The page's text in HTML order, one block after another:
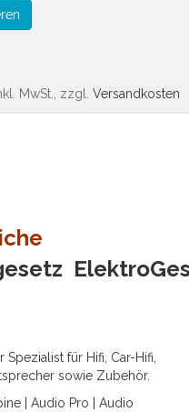
MwSt., zzgl. Versandkosten
für Hifi, Car-Hifi,
sowie Zubehör.
| Audio Pro
Audio